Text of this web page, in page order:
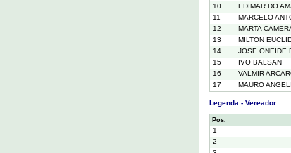
10
EDIMAR DO
11
MARCELO
12
MARTA
13
MILTON
14
JOSE ONEIDE
15
IVO BALSAN
16
VALMIR
17
MAURO
Legenda - Vereador
Pos.
1
2